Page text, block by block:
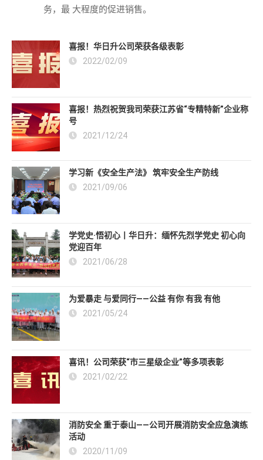
务，最 大程度的促进销售。
喜报！华日升公司荣获各级表彰
2022/02/09
喜报！热烈祝贺我司荣获江苏省“专精特新”企业称
号
2021/12/24
学习新《安全生产法》 筑牢安全生产防线
2021/09/06
学党史·悟初心丨华日升：缅怀先烈学党史 初心向
党迎百年
2021/06/28
为爱暴走 与爱同行——公益 有你 有我 有他
2021/05/24
喜讯！公司荣获“市三星级企业”等多项表彰
2021/02/22
消防安全 重于泰山——公司开展消防安全应急演练
活动
2020/11/09